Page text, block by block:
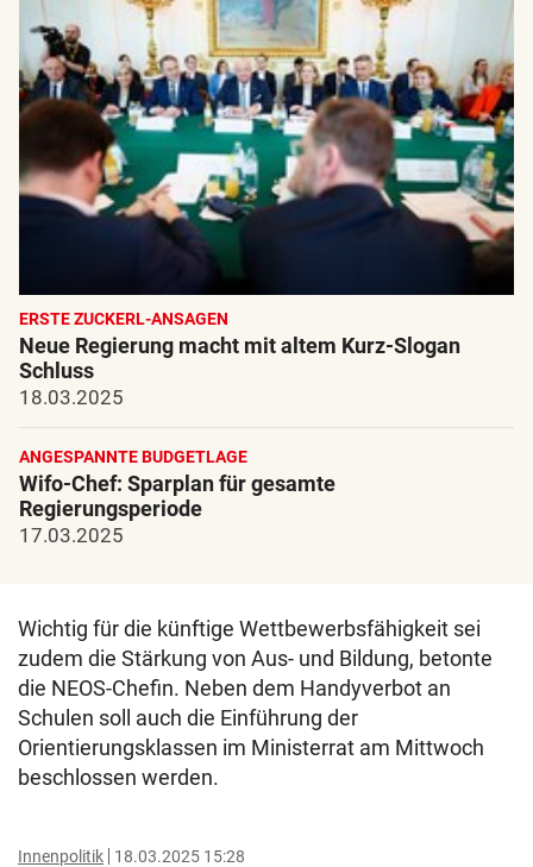
ERSTE ZUCKERL-ANSAGEN
Neue Regierung macht mit altem Kurz-Slogan
Schluss
18.03.2025
ANGESPANNTE BUDGETLAGE
Wifo-Chef: Sparplan für gesamte
Regierungsperiode
17.03.2025
Wichtig für die künftige Wettbewerbsfähigkeit sei
zudem die Stärkung von Aus- und Bildung, betonte
die NEOS-Chefin. Neben dem Handyverbot an
Schulen soll auch die Einführung der
Orientierungsklassen im Ministerrat am Mittwoch
beschlossen werden.
Innenpolitik 18.03.2025 15:28